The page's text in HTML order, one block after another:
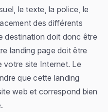
le texte, la police, le
des différents
destination doit donc être
landing page doit être
votre site Internet. Le
que cette landing
web et correspond bien